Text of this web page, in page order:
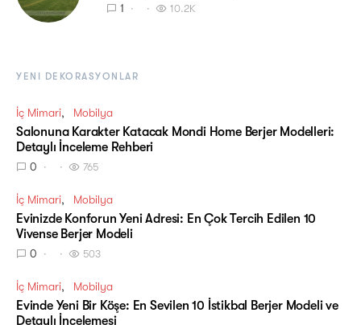
1 10.2K
YENI DEKORASYONLAR
İç Mimari Mobilya
Salonuna Karakter Katacak Mondi Home Berjer Modelleri:
Detaylı İnceleme Rehberi
0 765
İç Mimari Mobilya
Evinizde Konforun Yeni Adresi: En Çok Tercih Edilen 10
Vivense Berjer Modeli
0 503
İç Mimari Mobilya
Evinde Yeni Bir Köşe: En Sevilen 10 İstikbal Berjer Modeli ve
Detaylı İncelemesi